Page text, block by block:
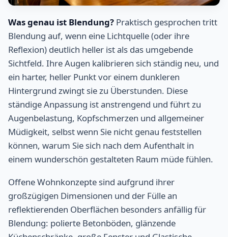
Was genau ist Blendung? Praktisch gesprochen tritt
Blendung auf, wenn eine Lichtquelle (oder ihre
Reflexion) deutlich heller ist als das umgebende
Sichtfeld. Ihre Augen kalibrieren sich ständig neu, und
ein harter, heller Punkt vor einem dunkleren
Hintergrund zwingt sie zu Überstunden. Diese
ständige Anpassung ist anstrengend und führt zu
Augenbelastung, Kopfschmerzen und allgemeiner
Müdigkeit, selbst wenn Sie nicht genau feststellen
können, warum Sie sich nach dem Aufenthalt in
einem wunderschön gestalteten Raum müde fühlen.
Offene Wohnkonzepte sind aufgrund ihrer
großzügigen Dimensionen und der Fülle an
reflektierenden Oberflächen besonders anfällig für
Blendung: polierte Betonböden, glänzende